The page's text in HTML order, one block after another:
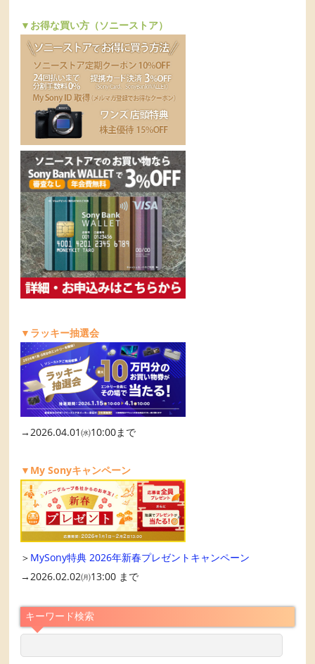
▼お得な買い方（ソニーストア）
▼ラッキー抽選会
→2026.04.01㈬10:00まで
▼My Sonyキャンペーン
＞ MySony特典 2026年新春プレゼントキャンペーン
→2026.02.02㈪13:00 まで
キーワード検索